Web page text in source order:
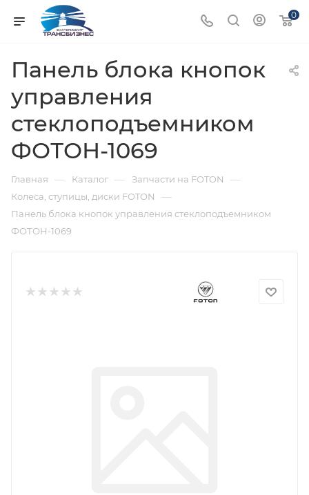
0
Панель блока кнопок
управления
стеклоподъемником
ФОТОН-1069
Главная — Каталог — Запчасти на FOTON —
Колеса, ступицы, диски FOTON —
Панель блока кнопок управления стеклоподъемником
ФОТОН-1069